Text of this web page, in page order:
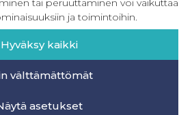
tai peruuttaminen voi vaikuttaa
ja toimintoihin.
Hyväksy kaikki
välttämättömät
asetukset
80-164 cm
0,00€ Sis. ALV